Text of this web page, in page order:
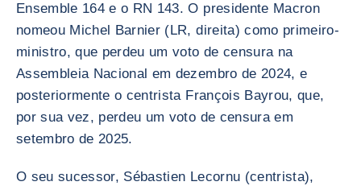
Ensemble 164 e o RN 143. O presidente Macron
nomeou Michel Barnier (LR, direita) como primeiro-
ministro, que perdeu um voto de censura na
Assembleia Nacional em dezembro de 2024, e
posteriormente o centrista François Bayrou, que,
por sua vez, perdeu um voto de censura em
setembro de 2025.
O seu sucessor, Sébastien Lecornu (centrista),